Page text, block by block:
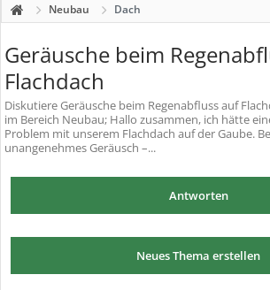
Neubau Dach
Geräusche beim
Flachdach
DiskutiereGeräusche beim Regenabfluss auf
im Bereich Neubau; Hallo zusammen, ich hätte
Problem mit unserem Flachdach auf der Gaube.
unangenehmes Geräusch –...
Antworten
Neues Thema erstellen